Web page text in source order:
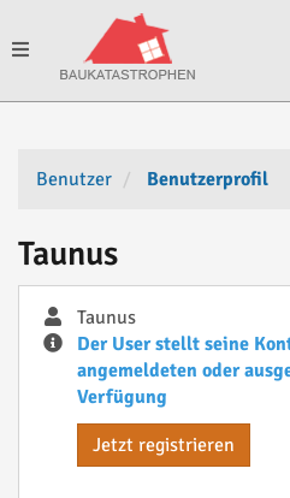
Toggle
Benutzer
Benutzerprofil
Taunus
Taunus
Der User stellt seine
angemeldeten oder
Verfügung
Jetzt registrieren